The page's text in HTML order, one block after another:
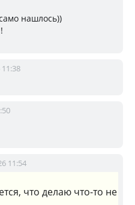
нашлось))
11:38
11:54
что делаю что-то не